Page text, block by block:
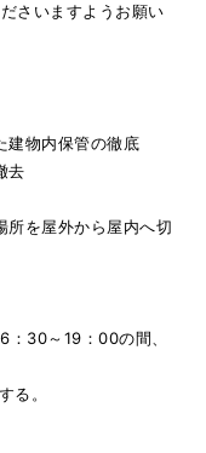
さいますようお願い
建物内保管の徹底
去
所を屋外から屋内へ切
：30～19：00の間、
る。